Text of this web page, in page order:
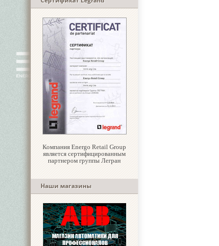
Компания Energo Retail Group
является сертифицированным
партнером группы Легран
Наши магазины